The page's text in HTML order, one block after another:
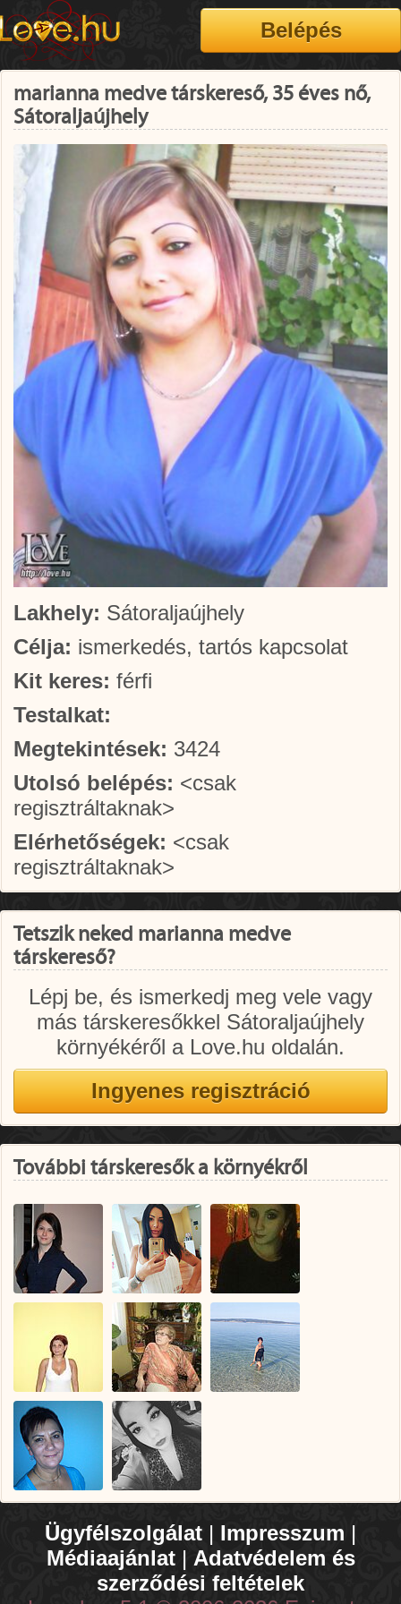
marianna medve társkereső, 35 éves nő,
Sátoraljaújhely
Lakhely: Sátoraljaújhely
Célja: ismerkedés, tartós kapcsolat
Kit keres: férfi
Testalkat:
Megtekintések: 3424
Utolsó belépés: <csak
regisztráltaknak>
Elérhetőségek: <csak
regisztráltaknak>
Tetszik neked marianna medve
társkereső?
Lépj be, és ismerkedj meg vele vagy
más társkeresőkkel Sátoraljaújhely
környékéről a Love.hu oldalán.
További társkeresők a környékről
Ügyfélszolgálat | Impresszum |
Médiaajánlat| Adatvédelem és
szerződési feltételek